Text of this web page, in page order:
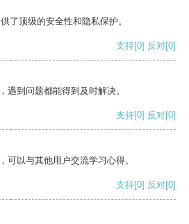
了顶级的安全性和隐私保护。
支持[0] 反对[0]
遇到问题都能得到及时解决。
支持[0] 反对[0]
可以与其他用户交流学习心得。
支持[0] 反对[0]